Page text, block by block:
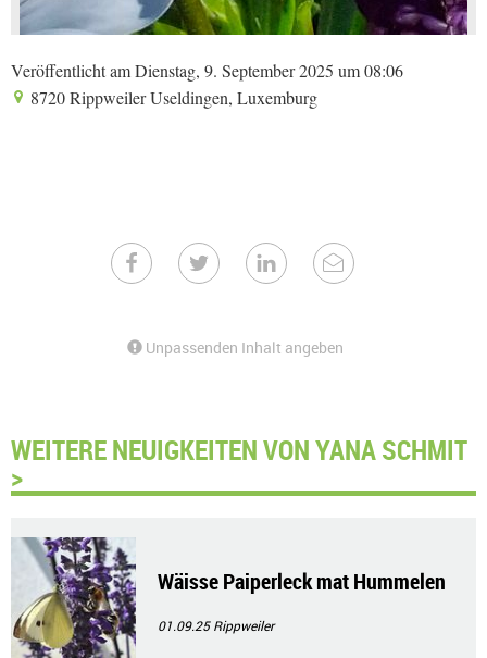
Veröffentlicht am Dienstag, 9. September 2025 um 08:06
8720 Rippweiler Useldingen, Luxemburg
Unpassenden Inhalt angeben
WEITERE NEUIGKEITEN VON YANA SCHMIT
>
Wäisse Paiperleck mat Hummelen
01.09.25Rippweiler